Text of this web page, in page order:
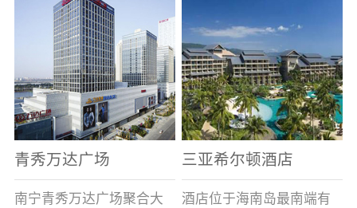
青秀万达广场
南宁青秀万达广场聚合大
三亚希尔顿酒店
酒店位于海南岛最南端有